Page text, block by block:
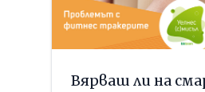
Вярваш ли на